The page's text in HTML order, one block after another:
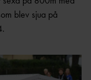
blev sjua på